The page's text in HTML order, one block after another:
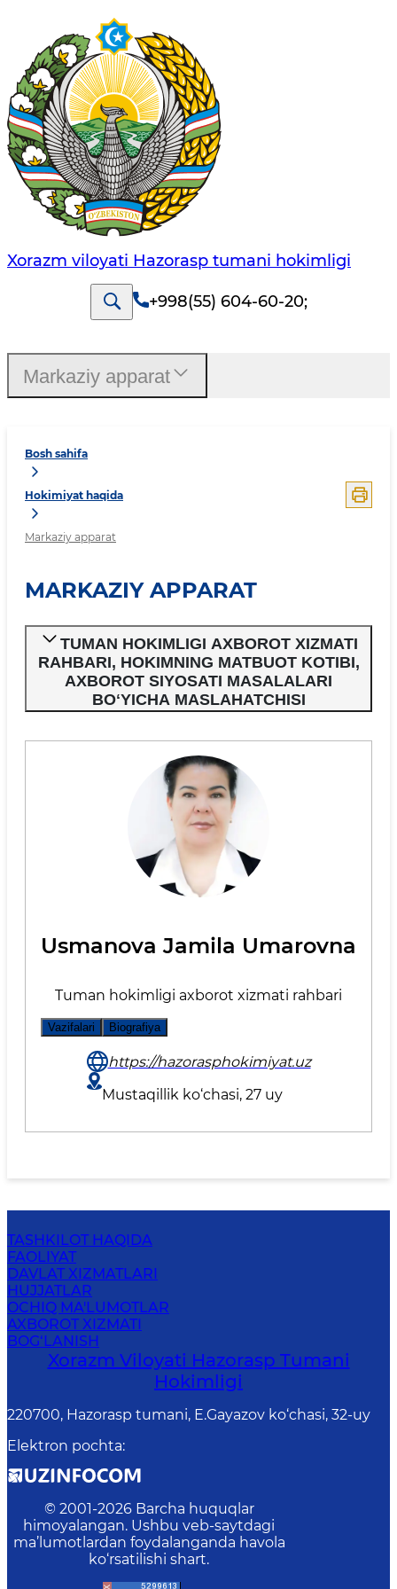
Xorazm viloyati Hazorasp tumani hokimligi
+998(55) 604-60-20;
Bosh sahifa
Hokimiyat haqida
Markaziy apparat
MARKAZIY APPARAT
TUMAN HOKIMLIGI AXBOROT XIZMATI
RAHBARI, HOKIMNING MATBUOT KOTIBI,
AXBOROT SIYOSATI MASALALARI
BOʻYICHA MASLAHATCHISI
Usmanova Jamila Umarovna
Tuman hokimligi axborot xizmati rahbari
Vazifalari Biografiya
https://hazorasphokimiyat.uz
Mustaqillik ko‘chasi, 27 uy
Markaziy apparat
TASHKILOT HAQIDA
FAOLIYAT
DAVLAT XIZMATLARI
HUJJATLAR
OCHIQ MA'LUMOTLAR
AXBOROT XIZMATI
BOG‘LANISH
Xorazm Viloyati Hazorasp Tumani
Hokimligi
220700, Hazorasp tumani, E.Gayazov ko‘chasi, 32-uy
Elektron pochta:
© 2001-2026 Barcha huquqlar
himoyalangan. Ushbu veb-saytdagi
ma’lumotlardan foydalanganda havola
ko‘rsatilishi shart.